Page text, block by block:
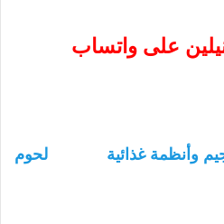
على واتساب
وأنظمة غذائية
لحوم